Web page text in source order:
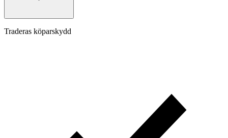
Traderas köparskydd